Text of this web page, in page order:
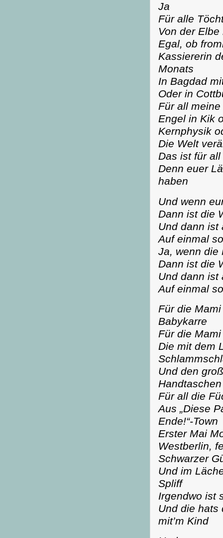
Ja
Für alle
Von der
Egal, ob
Kassiererin
Monats
In Bagdad
Oder in
Für all
Engel in Kik
Kernphysik
Die Welt
Das ist für
Denn euer
haben
Und wenn
Dann ist die
Und dann ist
Auf einmal
Ja, wenn die
Dann ist die
Und dann ist
Auf einmal
Für die
Babykarre
Für die
Die mit dem
Und den
Handtaschen
Für all die
Aus „Diese
Ende!“-Town
Erster Mai
Westberlin,
Schwarzer
Und im
Spliff
Irgendwo ist
Und die hats
mit’m Kind